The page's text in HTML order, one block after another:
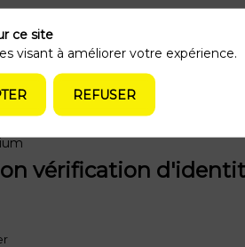
vérification
ce site
visant à améliorer votre expérience.
REFUSER